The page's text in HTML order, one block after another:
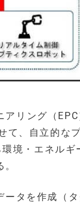
リング（
て、自立的な
境・エネルギ
タを作成（